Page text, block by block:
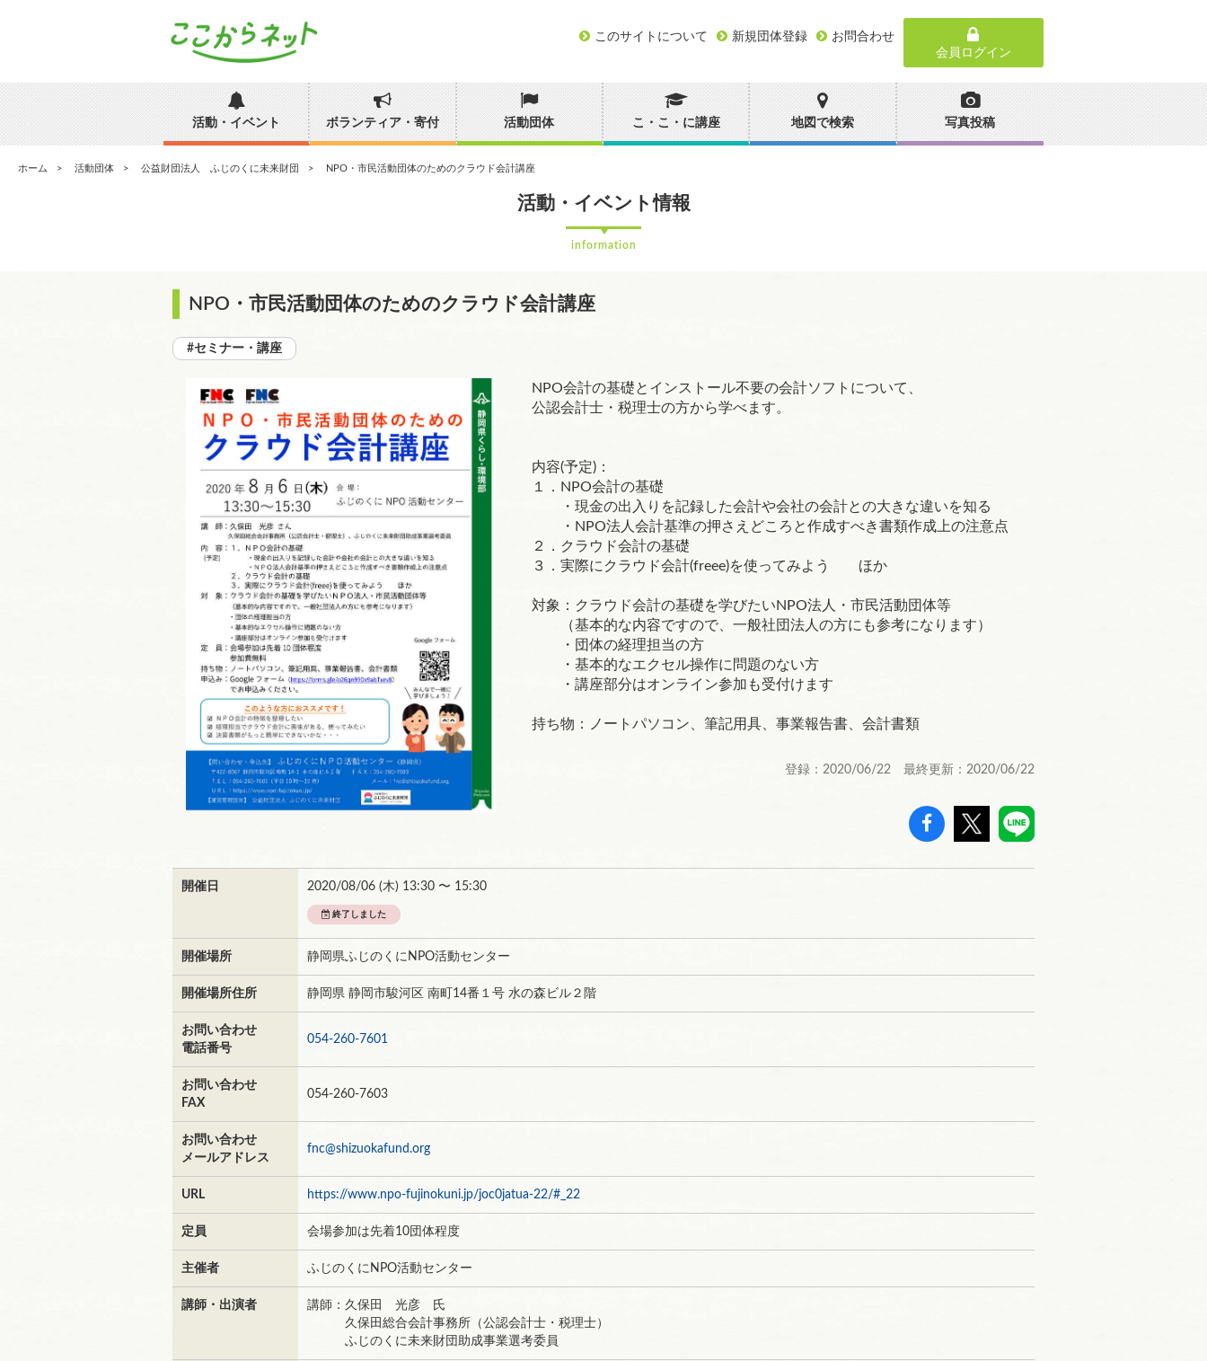
このサイトについて 新規団体登録
お問合わせ
会員ログイン
活動・イベント ボランティア・寄付 活動団体 こ・こ・に講座 地図で検索 写真投稿
ホーム 活動団体 公益財団法人 ふじのくに未来財団 NPO・市民活動団体のためのクラウド会計講座
活動・イベント情報
information
NPO・市民活動団体のためのクラウド会計講座
#セミナー・講座
NPO会計の基礎とインストール不要の会計ソフトについて、
公認会計士・税理士の方から学べます。
内容(予定)：
１．NPO会計の基礎
・現金の出入りを記録した会計や会社の会計との大きな違いを知る
・NPO法人会計基準の押さえどころと作成すべき書類作成上の注意点
２．クラウド会計の基礎
３．実際にクラウド会計(freee)を使ってみよう ほか
対象：クラウド会計の基礎を学びたいNPO法人・市民活動団体等
（基本的な内容ですので、一般社団法人の方にも参考になります）
・団体の経理担当の方
・基本的なエクセル操作に問題のない方
・講座部分はオンライン参加も受付けます
持ち物：ノートパソコン、筆記用具、事業報告書、会計書類
登録：2020/06/22 最終更新：2020/06/22
開催日 2020/08/06 (木) 13:30 〜 15:30
終了しました
開催場所 静岡県ふじのくにNPO活動センター
開催場所住所 静岡県 静岡市駿河区 南町14番１号 水の森ビル２階
お問い合わせ
電話番号
054-260-7601
お問い合わせ
FAX
054-260-7603
お問い合わせ
メールアドレス
fnc@shizuokafund.org
URL https://www.npo-fujinokuni.jp/joc0jatua-22/#_22
定員 会場参加は先着10団体程度
主催者 ふじのくにNPO活動センター
講師・出演者
講師：久保田 光彦 氏
久保田総合会計事務所（公認会計士・税理士）
ふじのくに未来財団助成事業選考委員